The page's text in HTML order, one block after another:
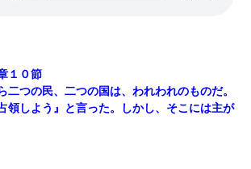
１０節
二つの民、二つの国は、われわれのものだ。
領しよう』と言った。しかし、そこには主が